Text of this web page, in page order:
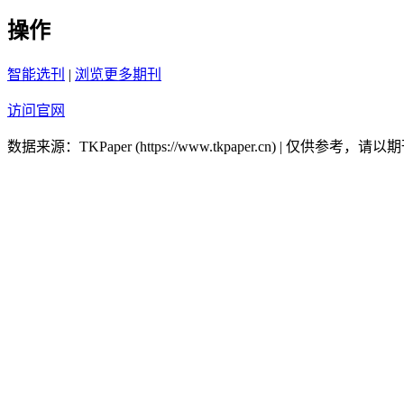
操作
智能选刊 | 浏览更多期刊
访问官网
数据来源：TKPaper (https://www.tkpaper.cn) | 仅供参考，请以